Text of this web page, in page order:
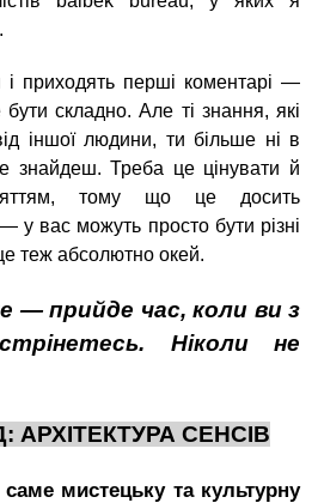
і приходять перші коментарі —
складно. Але ті знання, які
іншої людини, ти більше ні в
знайдеш. Треба це цінувати й
тому що це досить
— у вас можуть просто бути різні
теж абсолютно окей.
— прийде час, коли ви з
Ніколи не
АРХІТЕКТУРА СЕНСІВ
мистецьку та культурну